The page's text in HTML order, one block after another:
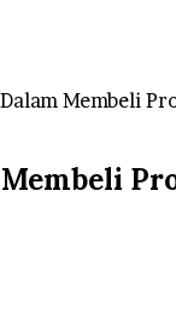
Membeli